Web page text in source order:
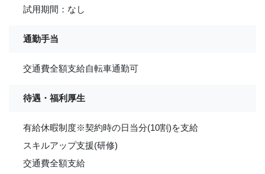
試用期間：なし
通勤手当
交通費全額支給自転車通勤可
待遇・福利厚生
有給休暇制度※契約時の日当分(10割)を支給
スキルアップ支援(研修)
交通費全額支給